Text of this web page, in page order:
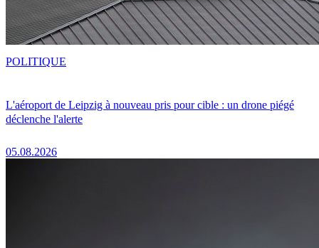
L'aéroport de Leipzig à nouveau pris pour cible : un drone piégé
déclenche l'alerte
05.08.2026
POLITIQUE